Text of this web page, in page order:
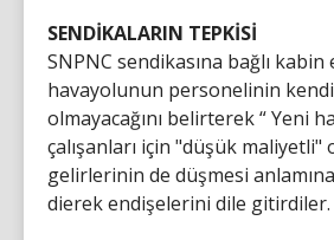
SENDİKALARIN TEPKİSİ
SNPNC sendikasına bağlı
havayolunun personelinin
olmayacağını belirterek “ Yeni
çalışanları için "düşük maliyetli"
gelirlerinin de düşmesi
dierek endişelerini dile gitirdiler.